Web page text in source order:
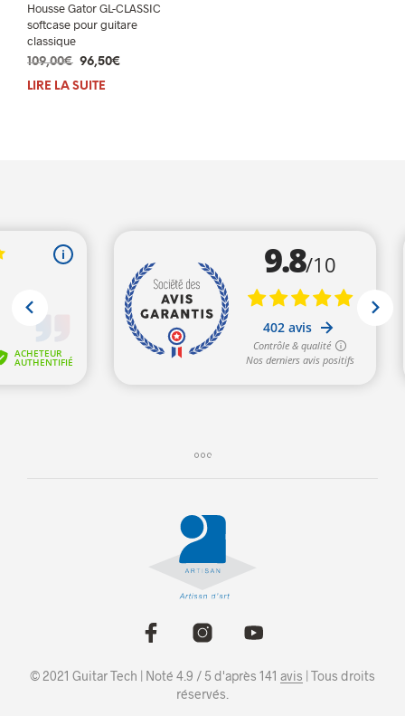
Housse Gator GL-CLASSIC
softcase pour guitare
classique
109,00€ Le
prix
96,50€
LIRE LA SUITE
© 2021 Guitar Tech | Noté 4.9 / 5 d'après 141 avis | Tous droits
réservés.